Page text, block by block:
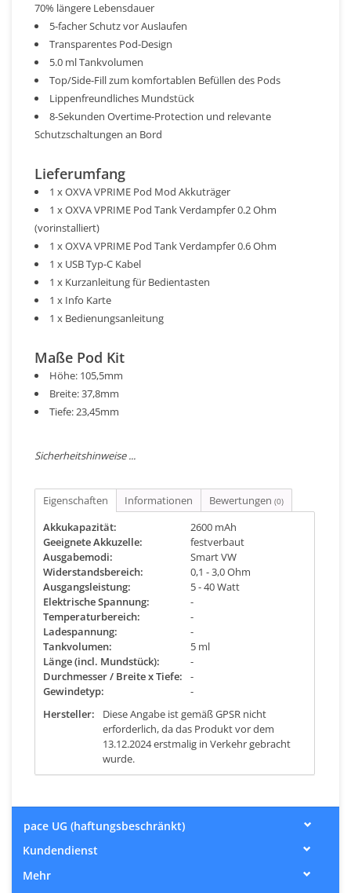
70% längere Lebensdauer
5-facher Schutz vor Auslaufen
Transparentes Pod-Design
5.0 ml Tankvolumen
Top/Side-Fill zum komfortablen Befüllen des Pods
Lippenfreundliches Mundstück
8-Sekunden Overtime-Protection und relevante
Schutzschaltungen an Bord
Lieferumfang
1 x OXVA VPRIME Pod Mod Akkuträger
1 x OXVA VPRIME Pod Tank Verdampfer 0.2 Ohm
(vorinstalliert)
1 x OXVA VPRIME Pod Tank Verdampfer 0.6 Ohm
1 x USB Typ-C Kabel
1 x Kurzanleitung für Bedientasten
1 x Info Karte
1 x Bedienungsanleitung
Maße Pod Kit
Höhe: 105,5mm
Breite: 37,8mm
Tiefe: 23,45mm
Sicherheitshinweise ...
Eigenschaften Informationen Bewertungen (0)
Akkukapazität:
2600 mAh
Geeignete Akkuzelle:
festverbaut
Ausgabemodi:
Smart VW
Widerstandsbereich:
0,1 - 3,0 Ohm
Ausgangsleistung:
5 - 40 Watt
Elektrische Spannung:
-
Temperaturbereich:
-
Ladespannung:
-
Tankvolumen:
5 ml
Länge (incl. Mundstück):
-
Durchmesser / Breite x Tiefe:
-
Gewindetyp:
-
Hersteller:
Diese Angabe ist gemäß GPSR nicht
erforderlich, da das Produkt vor dem
13.12.2024 erstmalig in Verkehr gebracht
wurde.
pace UG (haftungsbeschränkt)
Kundendienst
Mehr